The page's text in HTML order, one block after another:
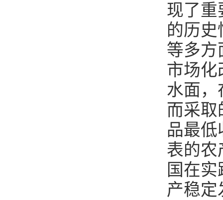
现了重
的历
等多方
市场化
水面，
而采取
品最低
表的农
国在
产稳定